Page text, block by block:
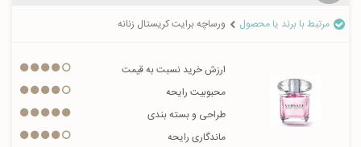
مرتبط با برند یا محصول ورساچه برایت کریستال زنانه
ارزش خرید نسبت به قیمت
محبوبیت رایحه
طراحی و بسته بندی
ماندگاری رایحه